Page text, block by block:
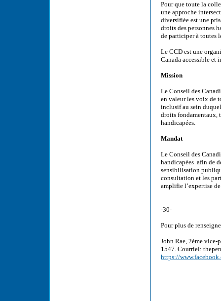
Pour que toute la
une approche
diversifiée est une
droits des personnes
de participer à toutes
Le CCD est une
Canada accessible et
Mission
Le Conseil des
en valeur les voix de
inclusif au sein
droits fondamentaux,
handicapées.
Mandat
Le Conseil des
handicapées afin de
sensibilisation
consultation et les
amplifie l’expertise de
-30-
Pour plus de
John Rae, 2ème
1547. Courriel:
https://